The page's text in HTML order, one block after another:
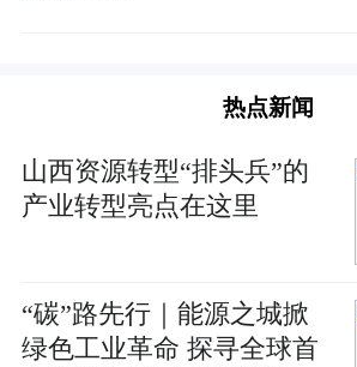
热点新闻
山西资源转型“排头兵”的
产业转型亮点在这里
“碳”路先行｜能源之城掀
绿色工业革命 探寻全球首